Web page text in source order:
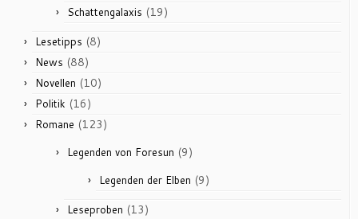
Schattengalaxis (19)
Lesetipps (8)
News (88)
Novellen (10)
Politik (16)
Romane (123)
Legenden von Foresun (9)
Legenden der Elben (9)
Leseproben (13)